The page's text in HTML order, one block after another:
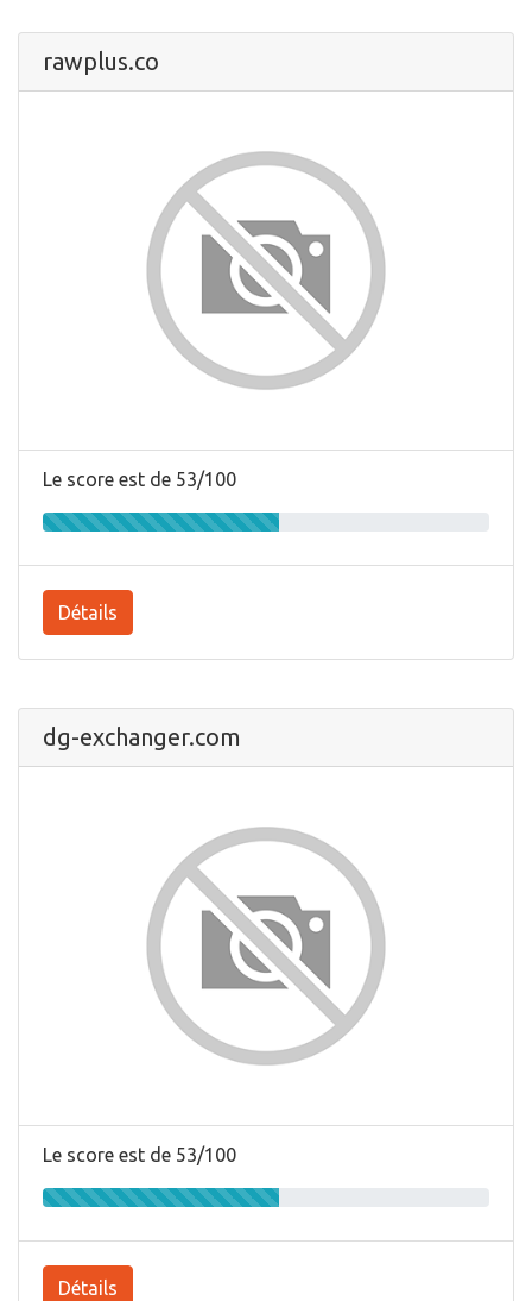
rawplus.co
Le score est de 53/100
Détails
dg-exchanger.com
Le score est de 53/100
Détails